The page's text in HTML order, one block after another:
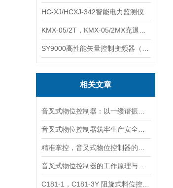
HC-XJ/HCXJ-342智能电力监测仪
相关文章